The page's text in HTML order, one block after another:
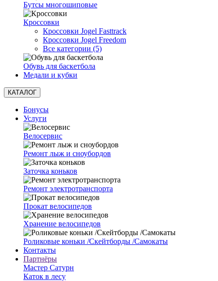
Бутсы многошиповые
Кроссовки
Кроссовки Jogel Fasttrack
Кроссовки Jogel Freedom
Все категории (5)
Обувь для баскетбола
Медали и кубки
КАТАЛОГ
Бонусы
Услуги
Велосервис
Ремонт лыж и сноубордов
Заточка коньков
Ремонт электротранспорта
Прокат велосипедов
Хранение велосипедов
Роликовые коньки /Скейтборды /Самокаты
Контакты
Партнёры
Мастер Сатурн
Каток в лесу